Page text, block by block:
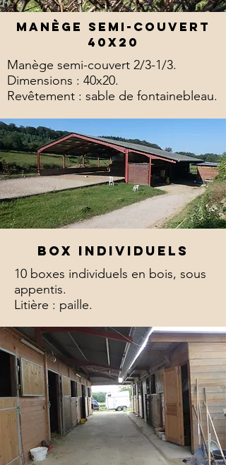
manège semi-couvert
40x20
Manège semi-couvert 2/3-1/3.
Dimensions : 40x20.
Revêtement : sable de fontainebleau.
Box individuels
10 boxes individuels en bois, sous
appentis.
Litière : paille.